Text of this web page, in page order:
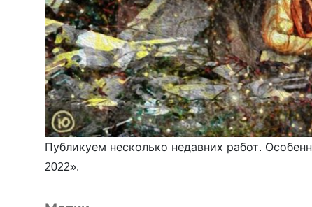
Публикуем несколько недавних работ.
2022».